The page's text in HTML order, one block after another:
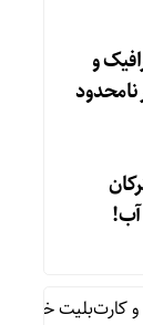
و
نامحدود
خبرنگاران/